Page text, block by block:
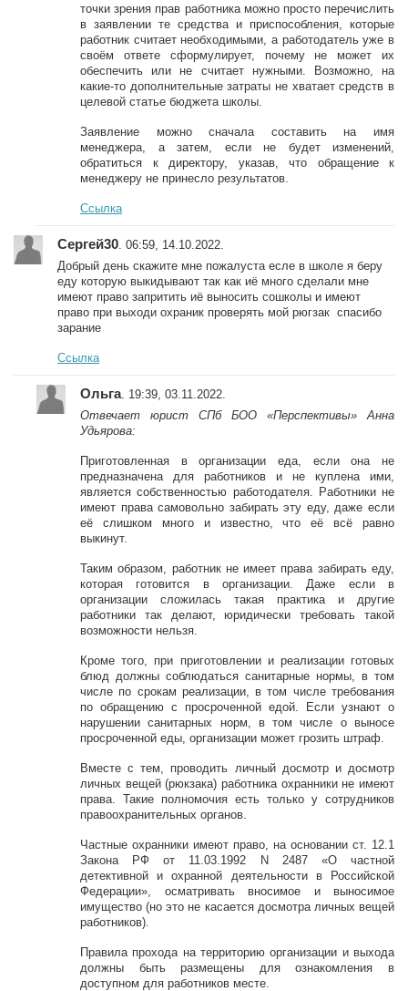
точки зрения прав работника можно просто перечислить
в заявлении те средства и приспособления, которые
работник считает необходимыми, а работодатель уже в
своём ответе сформулирует, почему не может их
обеспечить или не считает нужными. Возможно, на
какие-то дополнительные затраты не хватает средств в
целевой статье бюджета школы.
Заявление можно сначала составить на имя
менеджера, а затем, если не будет изменений,
обратиться к директору, указав, что обращение к
менеджеру не принесло результатов.
Ссылка
Сергей30 . 06:59, 14.10.2022.
Добрый день скажите мне пожалуста есле в школе я беру
еду которую выкидывают так как иё много сделали мне
имеют право запритить иё выносить сошколы и имеют
право при выходи охраник проверять мой рюгзак спасибо
зарание
Ссылка
Ольга. 19:39, 03.11.2022.
Отвечает юрист СПб БОО «Перспективы» Анна
Удьярова:
Приготовленная в организации еда, если она не
предназначена для работников и не куплена ими,
является собственностью работодателя. Работники не
имеют права самовольно забирать эту еду, даже если
её слишком много и известно, что её всё равно
выкинут.
Таким образом, работник не имеет права забирать еду,
которая готовится в организации. Даже если в
организации сложилась такая практика и другие
работники так делают, юридически требовать такой
возможности нельзя.
Кроме того, при приготовлении и реализации готовых
блюд должны соблюдаться санитарные нормы, в том
числе по срокам реализации, в том числе требования
по обращению с просроченной едой. Если узнают о
нарушении санитарных норм, в том числе о выносе
просроченной еды, организации может грозить штраф.
Вместе с тем, проводить личный досмотр и досмотр
личных вещей (рюкзака) работника охранники не имеют
права. Такие полномочия есть только у сотрудников
правоохранительных органов.
Частные охранники имеют право, на основании ст. 12.1
Закона РФ от 11.03.1992 N 2487 «О частной
детективной и охранной деятельности в Российской
Федерации», осматривать вносимое и выносимое
имущество (но это не касается досмотра личных вещей
работников).
Правила прохода на территорию организации и выхода
должны быть размещены для ознакомления в
доступном для работников месте.